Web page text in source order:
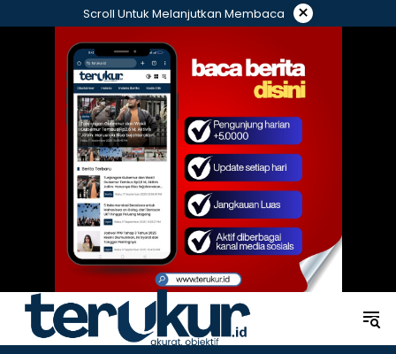
ke
Scroll Untuk Melanjutkan Membaca ×